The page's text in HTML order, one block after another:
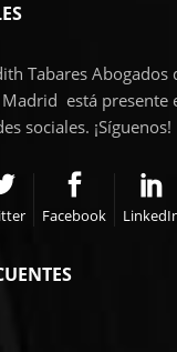
Tabares Abogados
Madrid está presente
sociales. ¡Síguenos!
Facebook